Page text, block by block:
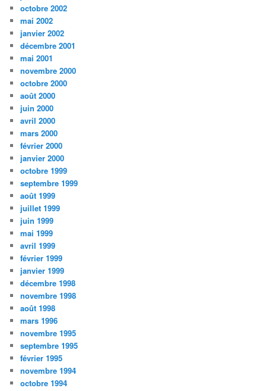
octobre 2002
mai 2002
janvier 2002
décembre 2001
mai 2001
novembre 2000
octobre 2000
août 2000
juin 2000
avril 2000
mars 2000
février 2000
janvier 2000
octobre 1999
septembre 1999
août 1999
juillet 1999
juin 1999
mai 1999
avril 1999
février 1999
janvier 1999
décembre 1998
novembre 1998
août 1998
mars 1996
novembre 1995
septembre 1995
février 1995
novembre 1994
octobre 1994